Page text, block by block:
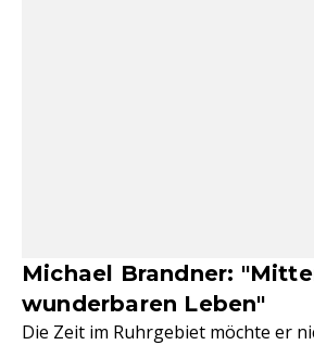
Michael Brandner:
wunderbaren Leben"
Die Zeit im Ruhrgebiet möchte er